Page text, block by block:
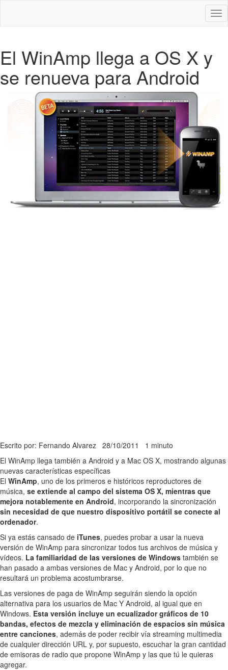
El WinAmp llega a OS X y
se renueva para Android
Escrito por: Fernando Alvarez 28/10/2011 1 minuto
El WinAmp llega también a Android y a Mac OS X, mostrando algunas
nuevas características específicas
El WinAmp, uno de los primeros e históricos reproductores de
música, se extiende al campo del sistema OS X, mientras que
mejora notablemente en Android, incorporando la sincronización
sin necesidad de que nuestro dispositivo portátil se conecte al
ordenador.
Si ya estás cansado de iTunes, puedes probar a usar la nueva
versión de WinAmp para sincronizar todos tus archivos de música y
vídeos. La familiaridad de las versiones de Windows también se
han pasado a ambas versiones de Mac y Android, por lo que no
resultará un problema acostumbrarse.
Las versiones de paga de WinAmp seguirán siendo la opción
alternativa para los usuarios de Mac Y Android, al igual que en
Windows. Esta versión incluye un ecualizador gráficos de 10
bandas, efectos de mezcla y eliminación de espacios sin música
entre canciones, además de poder recibir vía streaming multimedia
de cualquier dirección URL y, por supuesto, escuchar la gran cantidad
de emisoras de radio que propone WinAmp y las que tú le quieras
agregar.